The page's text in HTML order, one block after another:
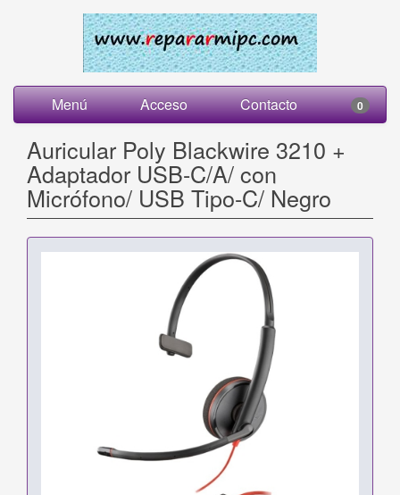
Menú Acceso Contacto 0
Auricular Poly Blackwire 3210 +
Adaptador USB-C/A/ con
Micrófono/ USB Tipo-C/ Negro